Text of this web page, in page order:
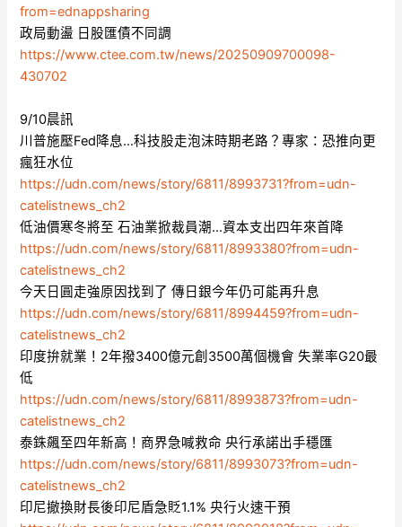
from=ednappsharing
政局動盪 日股匯債不同調
https://www.ctee.com.tw/news/20250909700098-
430702
9/10晨訊
川普施壓Fed降息…科技股走泡沫時期老路？專家：恐推向更
瘋狂水位
https://udn.com/news/story/6811/8993731?from=udn-
catelistnews_ch2
低油價寒冬將至 石油業掀裁員潮…資本支出四年來首降
https://udn.com/news/story/6811/8993380?from=udn-
catelistnews_ch2
今天日圓走強原因找到了 傳日銀今年仍可能再升息
https://udn.com/news/story/6811/8994459?from=udn-
catelistnews_ch2
印度拚就業！2年撥3400億元創3500萬個機會 失業率G20最
低
https://udn.com/news/story/6811/8993873?from=udn-
catelistnews_ch2
泰銖飆至四年新高！商界急喊救命 央行承諾出手穩匯
https://udn.com/news/story/6811/8993073?from=udn-
catelistnews_ch2
印尼撤換財長後印尼盾急貶1.1% 央行火速干預